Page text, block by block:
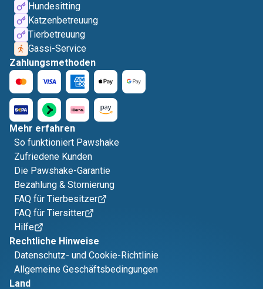
Hundesitting
Katzenbetreuung
Tierbetreuung
Gassi-Service
Zahlungsmethoden
Mehr erfahren
So funktioniert Pawshake
Zufriedene Kunden
Die Pawshake-Garantie
Bezahlung & Stornierung
FAQ für Tierbesitzer
FAQ für Tiersitter
Hilfe
Rechtliche Hinweise
Datenschutz- und Cookie-Richtlinie
Allgemeine Geschäftsbedingungen
Land